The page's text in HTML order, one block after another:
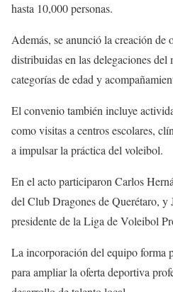
hasta 10,000 personas.
Además, se anunció la creación de
distribuidas en las delegaciones
categorías de edad y
El convenio también incluye
como visitas a centros escolares,
a impulsar la práctica del voleibol.
En el acto participaron Carlos
del Club Dragones de Querétaro, y
presidente de la Liga de Voleibol
La incorporación del equipo forma
para ampliar la oferta deportiva